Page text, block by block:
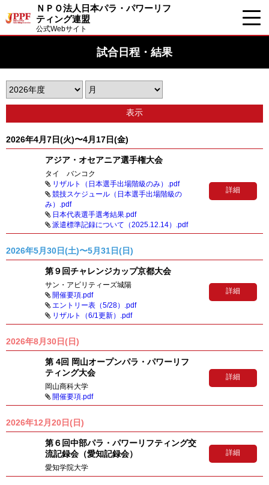
ＮＰＯ法人日本パラ・パワーリフ
ティング連盟
公式Webサイト
試合日程・結果
表示
2026年4月7日(火)〜4月17日(金)
アジア・オセアニア選手権大会
タイ バンコク
リザルト（日本選手出場階級のみ）.pdf
競技スケジュール（日本選手出場階級の
み）.pdf
日本代表選手選考結果.pdf
派遣標準記録について（2025.12.14）.pdf
詳細
2026年5月30日(土)〜5月31日(日)
第９回チャレンジカップ京都大会
サン・アビリティーズ城陽
開催要項.pdf
エントリー表（5/28）.pdf
リザルト（6/1更新）.pdf
詳細
2026年8月30日(日)
第 4回 岡山オープンパラ・パワーリフ
ティング大会
岡山商科大学
開催要項.pdf
詳細
2026年12月20日(日)
第６回中部パラ・パワーリフティング交
流記録会（愛知記録会）
愛知学院大学
詳細